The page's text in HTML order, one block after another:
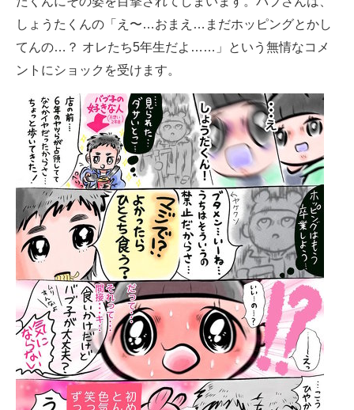
しょうたくんの「え〜…おまえ…まだホッピングとかし
てんの…？ オレたち5年生だよ……」という無情なコメ
ントにショックを受けます。